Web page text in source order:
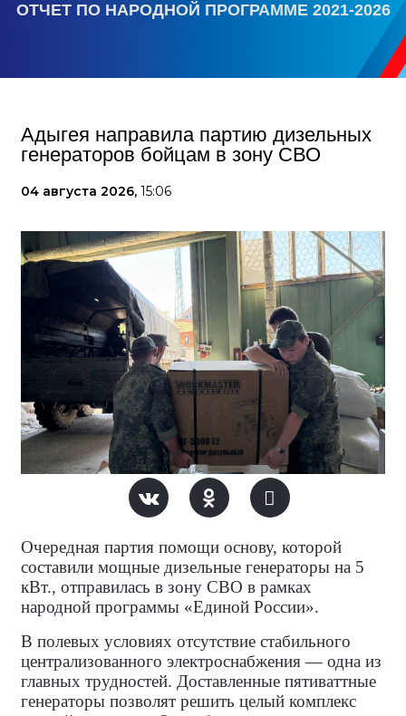
ОТЧЕТ ПО НАРОДНОЙ ПРОГРАММЕ 2021-2026
Адыгея направила партию дизельных
генераторов бойцам в зону СВО
04 августа 2026, 15:06
Очередная партия помощи основу, которой
составили мощные дизельные генераторы на 5
кВт., отправилась в зону СВО в рамках
народной программы «Единой России».
В полевых условиях отсутствие стабильного
централизованного электроснабжения — одна из
главных трудностей. Доставленные пятиваттные
генераторы позволят решить целый комплекс